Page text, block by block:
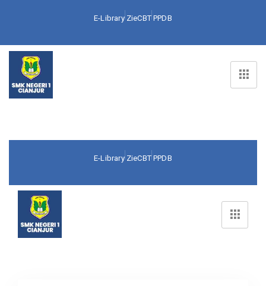
E-Library ZieCBT PPDB
E-Library ZieCBT PPDB